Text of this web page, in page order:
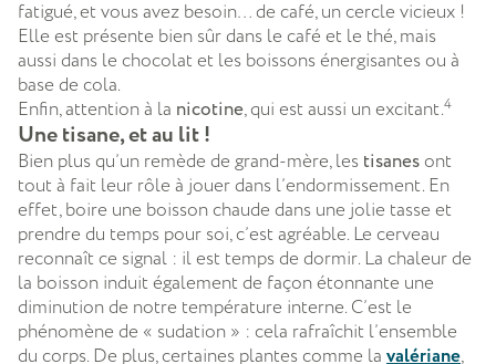
fatigué, et vous avez besoin… de café, un cercle vicieux !
Elle est présente bien sûr dans le café et le thé, mais
aussi dans le chocolat et les boissons énergisantes ou à
base de cola.
Enfin, attention à la nicotine, qui est aussi un excitant.4
Une tisane, et au lit !
Bien plus qu’un remède de grand-mère, les tisanes ont
tout à fait leur rôle à jouer dans l’endormissement. En
effet, boire une boisson chaude dans une jolie tasse et
prendre du temps pour soi, c’est agréable. Le cerveau
reconnaît ce signal : il est temps de dormir. La chaleur de
la boisson induit également de façon étonnante une
diminution de notre température interne. C’est le
phénomène de « sudation » : cela rafraîchit l’ensemble
du corps. De plus, certaines plantes comme la valériane,